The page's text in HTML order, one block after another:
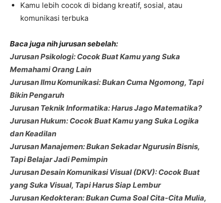
Kamu lebih cocok di bidang kreatif, sosial, atau
komunikasi terbuka
Baca juga nih jurusan sebelah:
Jurusan Psikologi: Cocok Buat Kamu yang Suka
Memahami Orang Lain
Jurusan Ilmu Komunikasi: Bukan Cuma Ngomong, Tapi
Bikin Pengaruh
Jurusan Teknik Informatika: Harus Jago Matematika?
Jurusan Hukum: Cocok Buat Kamu yang Suka Logika
dan Keadilan
Jurusan Manajemen: Bukan Sekadar Ngurusin Bisnis,
Tapi Belajar Jadi Pemimpin
Jurusan Desain Komunikasi Visual (DKV): Cocok Buat
yang Suka Visual, Tapi Harus Siap Lembur
Jurusan Kedokteran: Bukan Cuma Soal Cita-Cita Mulia,